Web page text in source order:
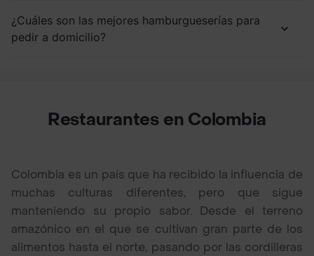
¿Cuáles son las mejores hamburgueserías para
pedir a domicilio?
Restaurantes en Colombia
Colombia es un país que ha recibido la influencia de
muchas culturas diferentes, pero que sigue
manteniendo su propio sabor. Desde el terreno
amazónico en el que se cultivan gran parte de los
alimentos hasta el norte, pasando por las cordilleras